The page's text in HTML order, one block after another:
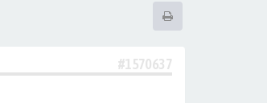
#1570637